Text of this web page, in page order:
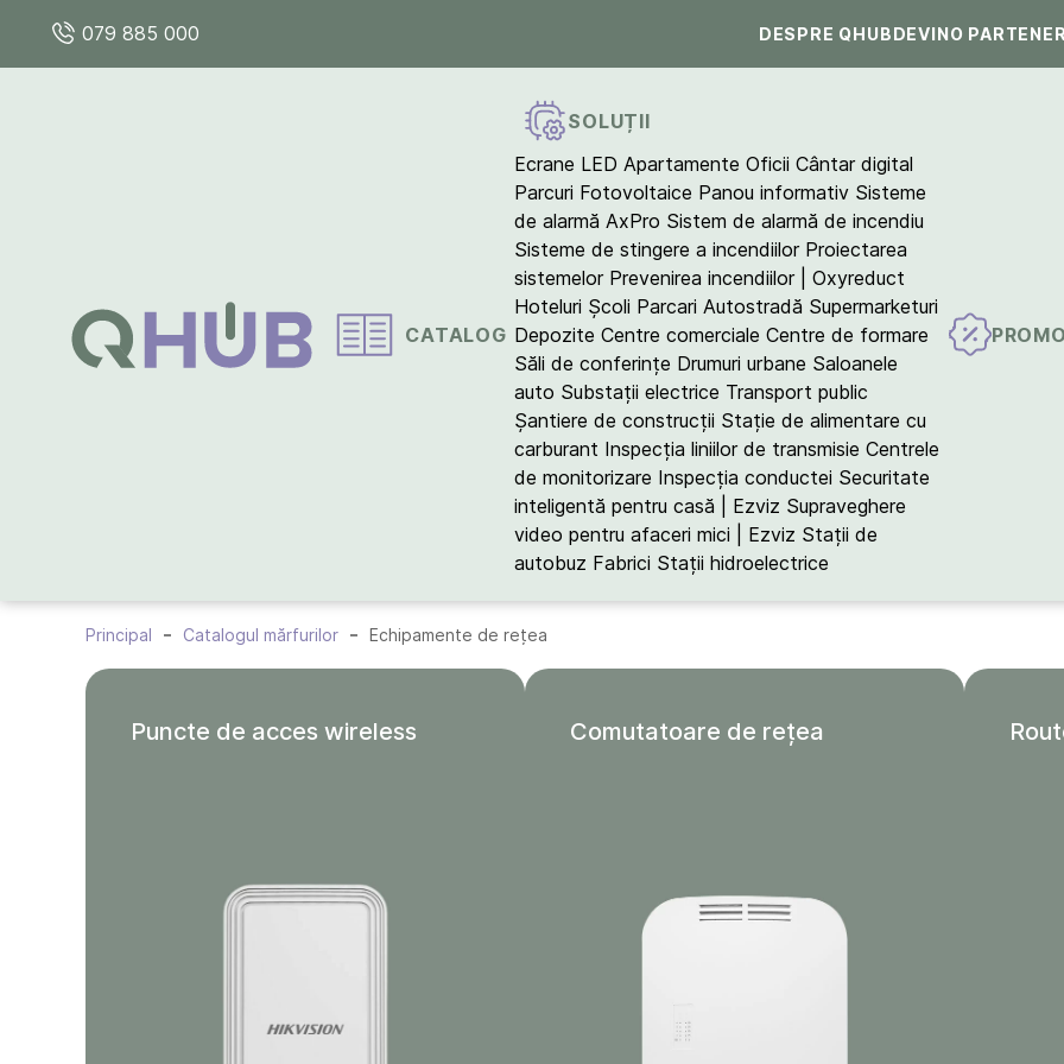
079 885 000 DESPRE QHUBDEVINO
CATALOG
SOLUȚII
Ecrane LED Apartamente Oficii Cântar digital
Parcuri Fotovoltaice Panou informativ Sisteme
de alarmă AxPro Sistem de alarmă de incendiu
Sisteme de stingere a incendiilor Proiectarea
sistemelor Prevenirea incendiilor | Oxyreduct
Hoteluri Școli Parcari Autostradă Supermarketuri
Depozite Centre comerciale Centre de formare
Săli de conferințe Drumuri urbane Saloanele
auto Substații electrice Transport public
Șantiere de construcții Stație de alimentare cu
carburant Inspecția liniilor de transmisie Centrele
de monitorizare Inspecția conductei Securitate
inteligentă pentru casă | Ezviz Supraveghere
video pentru afaceri mici | Ezviz Stații de
autobuz Fabrici Stații hidroelectrice
Principal Catalogul mărfurilor Echipamente de rețea
Puncte de acces wireless Comutatoare de rețea